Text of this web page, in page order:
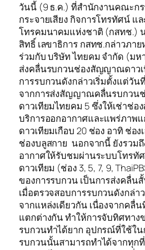
วันนี้ (9 ธ.ค.) ที่สำนักงานคณะก
กระจายเสียง กิจการโทรทัศน์ แ
โทรคมนาคมแห่งชาติ (กสทช.)
สิทธิ์ เลขาธิการ กสทช.กล่าวภา
ร่วมกับ บริษัท ไทยคม จำกัด (ม
ส่งคลื่นรบกวนช่องสัญญาณดาว
การรบกวนดังกล่าวเริ่มตั้งแต่วัน
จากการส่งสัญญาณคลื่นรบกว
ดาวเทียมไทยคม 5 ซึ่งให้เช่าช่
บริการออกอากาศและแพร่ภาพ
ดาวเทียมเกือบ 20 ช่อง อาทิ ช่อง
ช่องบลูสกาย นอกจากนี้ ยังรวม
อากาศให้รับชมผ่านระบบโทรทั
ดาวเทียม (ช่อง 3, 5, 7, 9,
ของการรบกวน เป็นการส่งคลื่น
เมื่อตรวจสอบการรบกวนดังกล่า
จากแหล่งเดียวกัน เนื่องจากคลื่
แตกต่างกัน ทำให้การจับทิศทาง
รบกวนทำได้ยาก อุปกรณ์ที่ใช้ใ
รบกวนนั้นสามารถทำได้จากทุก